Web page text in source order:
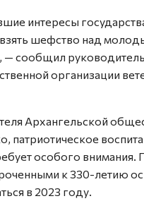
интересы
шефство над
— сообщил
организации
Архангельской
патриотическое
особого внимания.
к 330-летию
в 2023 году.